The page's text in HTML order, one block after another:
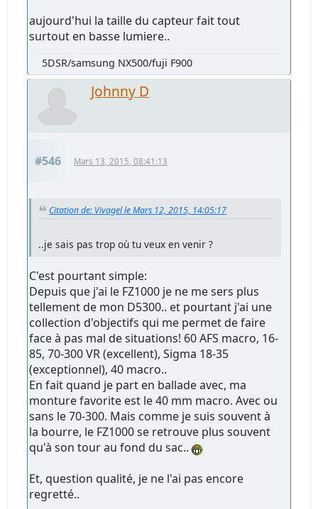
aujourd'hui la taille du capteur fait tout
surtout en basse lumiere..
5DSR/samsung NX500/fuji F900
Johnny D
#546 Mars 13, 2015, 08:41:13
Citation de: Vivagel le Mars 12, 2015, 14:05:17
..je sais pas trop où tu veux en venir ?
C'est pourtant simple:
Depuis que j'ai le FZ1000 je ne me sers plus
tellement de mon D5300.. et pourtant j'ai une
collection d'objectifs qui me permet de faire
face à pas mal de situations! 60 AFS macro, 16-
85, 70-300 VR (excellent), Sigma 18-35
(exceptionnel), 40 macro..
En fait quand je part en ballade avec, ma
monture favorite est le 40 mm macro. Avec ou
sans le 70-300. Mais comme je suis souvent à
la bourre, le FZ1000 se retrouve plus souvent
qu'à son tour au fond du sac..
Et, question qualité, je ne l'ai pas encore
regretté..